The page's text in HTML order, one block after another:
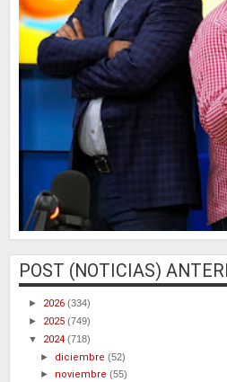
POST (NOTICIAS)
► 2026 (334)
► 2025 (749)
▼ 2024 (718)
► diciembre(52)
► noviembre(55)